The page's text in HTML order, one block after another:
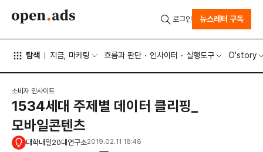
탐색 지금, 마케팅 흐름과 판단 인사이터 실행도구 O'story
로그인 뉴스레터 구독
소비자 인사이트
1534세대 주제별 데이터 클리핑_
모바일콘텐츠
대학내일20대연구소2019.02.11 18:48